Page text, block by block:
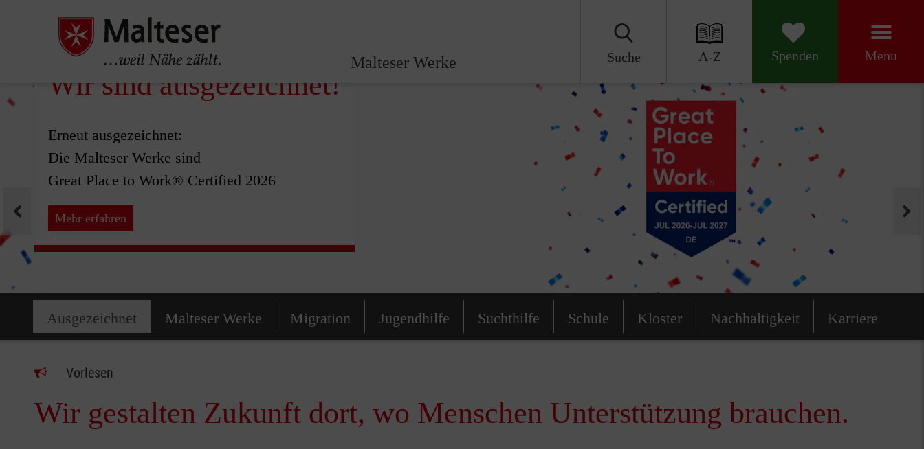
Malteser Werke Suche A-Z Spenden Menu
Pause Wir sind ausgezeichnet!
Erneut ausgezeichnet:
Die Malteser Werke sind
Great Place to Work® Certified 2026
Mehr erfahren
Ausgezeichnet Malteser Werke Migration Jugendhilfe Suchthilfe Schule Kloster Nachhaltigkeit Karriere
Vorlesen
Wir gestalten Zukunft dort, wo Menschen Unterstützung brauchen.